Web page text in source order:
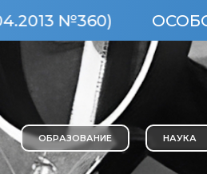
ОСОБО
ОБРАЗОВАНИЕ НАУКА